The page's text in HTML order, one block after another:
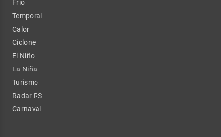
Frio
Temporal
Calor
Ciclone
El Niño
La Niña
Turismo
Radar RS
Carnaval